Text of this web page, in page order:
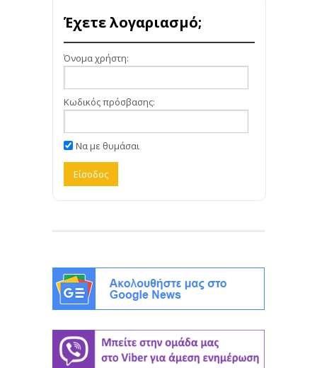
Έχετε λογαριασμό;
Όνομα χρήστη:
Κωδικός πρόσβασης:
Να με θυμάσαι